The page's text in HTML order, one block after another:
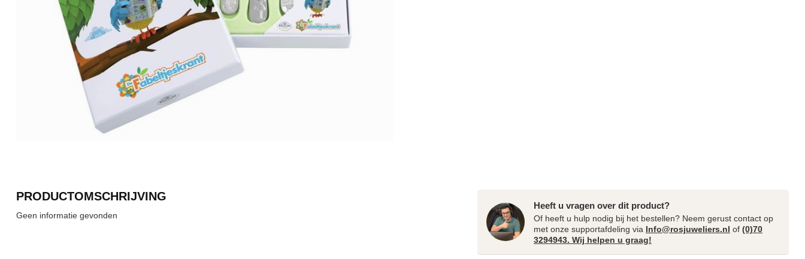
PRODUCTOMSCHRIJVING
Geen informatie gevonden
Heeft u vragen over dit product?
Of heeft u hulp nodig bij het bestellen? Neem gerust contact op
met onze supportafdeling via Info@rosjuweliers.nl of (0)70
3294943. Wij helpen u graag!